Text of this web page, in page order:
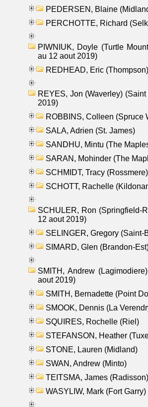
PEDERSEN, Blaine
PERCHOTTE, Richard
PIWNIUK, Doyle (Turtle
au 12 aout 2019)
REDHEAD, Eric (Thompson)
REYES, Jon (Waverley)
2019)
ROBBINS, Colleen (Spruce
SALA, Adrien (St. James)
SANDHU, Mintu (The
SARAN, Mohinder (The
SCHMIDT, Tracy (Rossmere)
SCHOTT, Rachelle
SCHULER, Ron (Springfield-
12 aout 2019)
SELINGER, Gregory (Saint-
SIMARD, Glen (Brandon-
SMITH, Andrew
aout 2019)
SMITH, Bernadette (Point
SMOOK, Dennis (La
SQUIRES, Rochelle (Riel)
STEFANSON, Heather
STONE, Lauren (Midland)
SWAN, Andrew (Minto)
TEITSMA, James (Radisson)
WASYLIW, Mark (Fort Garry)